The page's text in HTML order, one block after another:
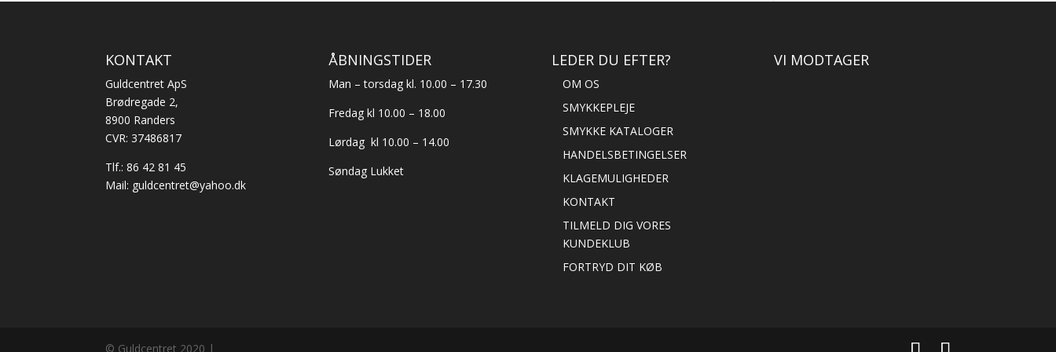
KONTAKT
Guldcentret ApS
Brødregade 2,
8900 Randers
CVR: 37486817
Tlf.:86 42 81 45
Mail: guldcentret@yahoo.dk
ÅBNINGSTIDER
Man – torsdag kl. 10.00 – 17.30
Fredag kl 10.00 – 18.00
Lørdag kl 10.00 – 14.00
Søndag Lukket
LEDER DU EFTER?
OM OS
SMYKKEPLEJE
SMYKKE KATALOGER
HANDELSBETINGELSER
KLAGEMULIGHEDER
KONTAKT
TILMELD DIG VORES
KUNDEKLUB
FORTRYD DIT KØB
VI MODTAGER
© Guldcentret 2020 |